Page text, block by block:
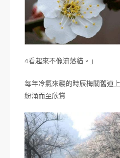
4看起來不像流落貓。」
每年冷氣來襲的時辰梅關舊道
紛涌而至欣賞